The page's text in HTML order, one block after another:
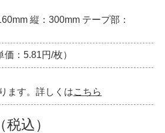
縦：300mm テープ部：
：5.81円/枚）
ます。詳しくはこちら
込）